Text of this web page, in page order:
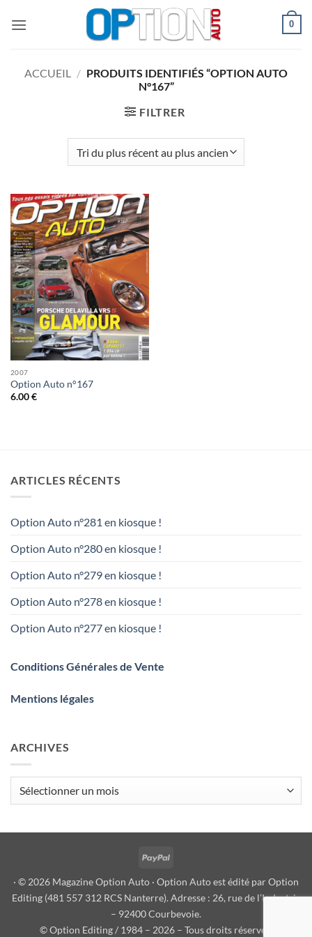
0
ACCUEIL / PRODUITS IDENTIFIÉS “OPTION AUTO
N°167”
FILTRER
2007
Option Auto n°167
6.00€
ARTICLES RÉCENTS
Option Auto n°281 en kiosque !
Option Auto n°280 en kiosque !
Option Auto n°279 en kiosque !
Option Auto n°278 en kiosque !
Option Auto n°277 en kiosque !
Conditions Générales de Vente
Mentions légales
ARCHIVES
PayPal
· © 2026 Magazine Option Auto · Option Auto est édité par Option
Editing (481 557 312 RCS Nanterre). Adresse : 26, rue de l’Industrie
– 92400 Courbevoie.
© Option Editing / 1984 – 2026 – Tous droits réservés.